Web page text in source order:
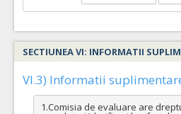
COD CPV: 33111710-1 Accesorii
VALOAREA ESTIMATA FARA
TVA:
2.750,00 - 110.000,00 Leu
20. Stent deviator de flux(LOT-
SECTIUNEA VI: INFORMATII
VI.3) Informatii
1.Comisia de evaluare are